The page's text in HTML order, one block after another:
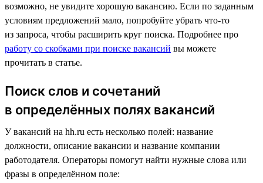
возможно, не увидите хорошую вакансию. Если по заданным
условиям предложений мало, попробуйте убрать что-то
из запроса, чтобы расширить круг поиска. Подробнее про
работу со скобками при поиске вакансий вы можете
прочитать в статье.
Поиск слов и сочетаний
в определённых полях вакансий
У вакансий на hh.ru есть несколько полей: название
должности, описание вакансии и название компании
работодателя. Операторы помогут найти нужные слова или
фразы в определённом поле: